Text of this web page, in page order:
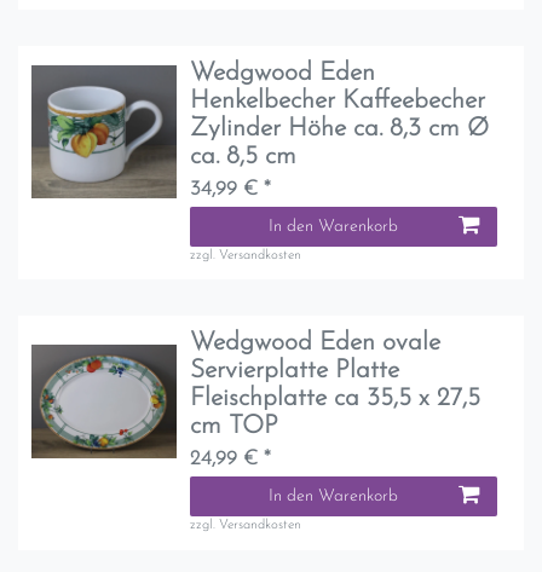
Wedgwood Eden
Henkelbecher Kaffeebecher
Zylinder Höhe ca. 8,3 cm Ø
ca. 8,5 cm
34,99 € *
In den Warenkorb
zzgl. Versandkosten
Wedgwood Eden ovale
Servierplatte Platte
Fleischplatte ca 35,5 x 27,5
cm TOP
24,99 € *
In den Warenkorb
zzgl. Versandkosten